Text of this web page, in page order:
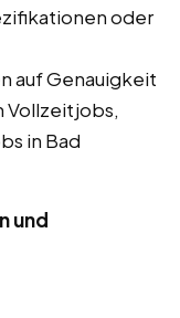
oder
auf Genauigkeit
Vollzeitjobs,
in Bad
und